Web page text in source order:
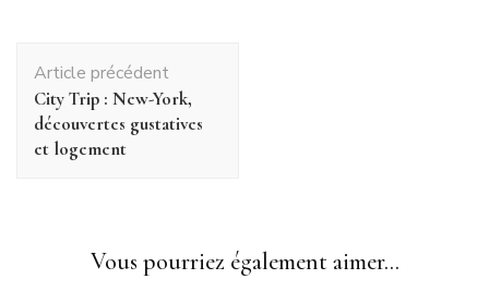
d'article
Article précédent
City Trip : New-York,
découvertes gustatives
et logement
Vous pourriez également aimer...